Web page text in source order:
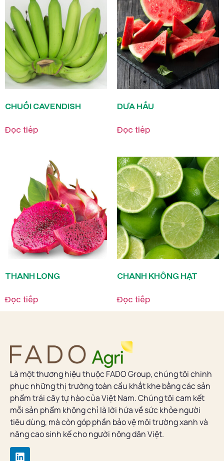
CHUỐI CAVENDISH
Đọc tiếp
DƯA HẤU
Đọc tiếp
THANH LONG
Đọc tiếp
CHANH KHÔNG HẠT
Đọc tiếp
Là một thương hiệu thuộc FADO Group, chúng tôi chinh
phục những thị trường toàn cầu khắt khe bằng các sản
phẩm trái cây tự hào của Việt Nam. Chúng tôi cam kết
mỗi sản phẩm không chỉ là lời hứa về sức khỏe người
tiêu dùng, mà còn góp phần bảo vệ môi trường xanh và
nâng cao sinh kế cho người nông dân Việt.